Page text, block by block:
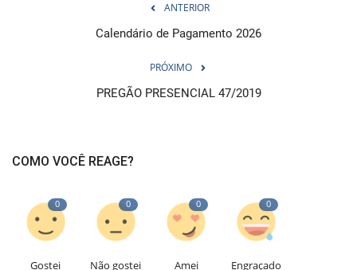
ANTERIOR
Calendário de Pagamento 2026
PRÓXIMO
PREGÃO PRESENCIAL 47/2019
COMO VOCÊ REAGE?
0
Gostei
0
Não gostei
0
Amei
0
Engraçado